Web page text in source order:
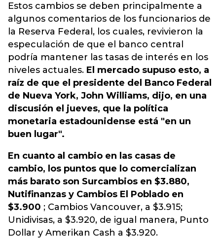
Estos cambios se deben principalmente a
algunos comentarios de los funcionarios de
la Reserva Federal, los cuales, revivieron la
especulación de que el banco central
podría mantener las tasas de interés en los
niveles actuales. El mercado supuso esto, a
raíz de que el presidente del Banco Federal
de Nueva York, John Williams, dijo, en una
discusión el jueves, que la política
monetaria estadounidense está "en un
buen lugar".
En cuanto al cambio en las casas de
cambio, los puntos que lo comercializan
más barato son Surcambios en $3.880,
Nutifinanzas y Cambios El Poblado en
$3.900 ; Cambios Vancouver, a $3.915;
Unidivisas, a $3.920, de igual manera, Punto
Dollar y Amerikan Cash a $3.920.